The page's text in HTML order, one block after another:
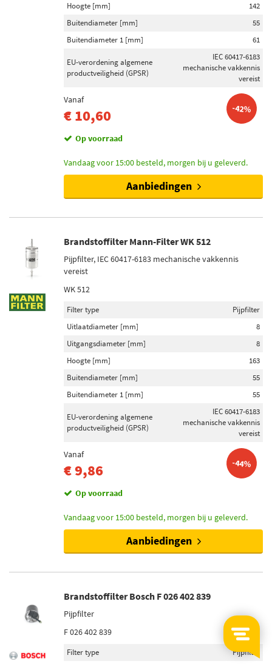
Hoogte [mm]
142
Buitendiameter [mm]
55
Buitendiameter 1 [mm]
61
EU-verordening algemene
productveiligheid (GPSR)
IEC 60417-6183
mechanische vakkennis
vereist
Vanaf
€ 10,60 -42%
Op voorraad
Vandaag voor 15:00 besteld, morgen bij u geleverd.
Aanbiedingen
Brandstoffilter Mann-Filter WK 512
Pijpfilter, IEC 60417-6183 mechanische vakkennis
vereist
WK 512
Filter type
Pijpfilter
Uitlaatdiameter [mm]
8
Uitgangsdiameter [mm]
8
Hoogte [mm]
163
Buitendiameter [mm]
55
Buitendiameter 1 [mm]
55
EU-verordening algemene
productveiligheid (GPSR)
IEC 60417-6183
mechanische vakkennis
vereist
Vanaf
€ 9,86 -44%
Op voorraad
Vandaag voor 15:00 besteld, morgen bij u geleverd.
Aanbiedingen
Brandstoffilter Bosch F 026 402 839
Pijpfilter
F 026 402 839
Filter type Pijpfilter